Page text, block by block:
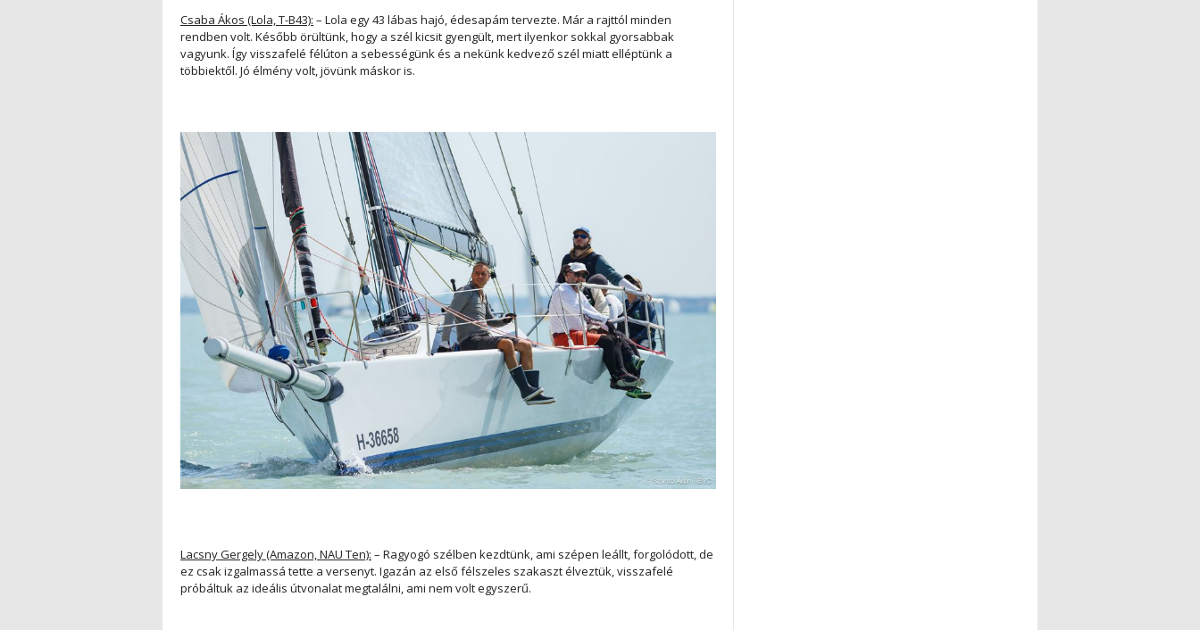
Csaba Ákos (Lola, T-B43): – Lola egy 43 lábas hajó, édesapám tervezte. Már a rajttól minden
rendben volt. Később örültünk, hogy a szél kicsit gyengült, mert ilyenkor sokkal gyorsabbak
vagyunk. Így visszafelé félúton a sebességünk és a nekünk kedvező szél miatt elléptünk a
többiektől. Jó élmény volt, jövünk máskor is.
Lacsny Gergely (Amazon, NAU Ten): – Ragyogó szélben kezdtünk, ami szépen leállt, forgolódott, de
ez csak izgalmassá tette a versenyt. Igazán az első félszeles szakaszt élveztük, visszafelé
próbáltuk az ideális útvonalat megtalálni, ami nem volt egyszerű.